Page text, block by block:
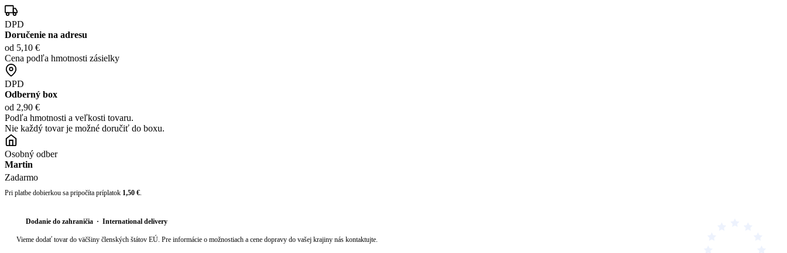
DPD
Doručenie na adresu
od 5,10 €
Cena podľa hmotnosti zásielky
DPD
Odberný box
od 2,90 €
Podľa hmotnosti a veľkosti tovaru.
Nie každý tovar je možné doručiť do boxu.
Osobný odber
Martin
Zadarmo
Pri platbe dobierkou sa pripočíta príplatok 1,50 €.
Dodanie do zahraničia · International delivery
Vieme dodať tovar do väčšiny členských štátov EÚ. Pre informácie o možnostiach a cene dopravy do vašej krajiny nás kontaktujte.